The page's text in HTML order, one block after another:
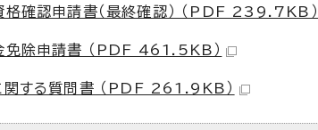
確認申請書（最終確認） （PDF 239.7KB）
免除申請書 （PDF 461.5KB）
関する質問書 （PDF 261.9KB）